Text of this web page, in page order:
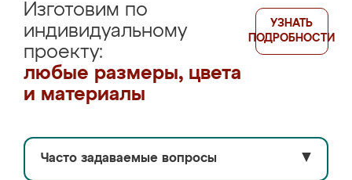
Изготовим по
индивидуальному
проекту:
любые размеры, цвета
и материалы
УЗНАТЬ
ПОДРОБНОСТИ
Часто задаваемые вопросы ▼